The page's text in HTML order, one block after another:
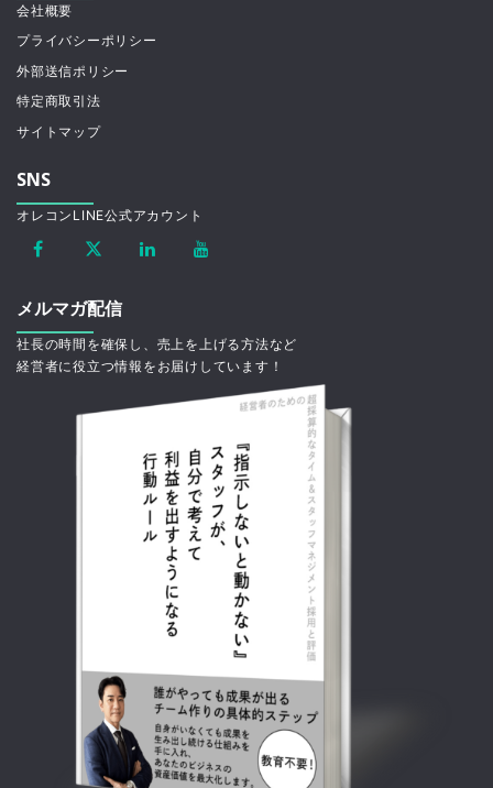
会社概要
プライバシーポリシー
外部送信ポリシー
特定商取引法
サイトマップ
SNS
オレコンLINE公式アカウント
メルマガ配信
社長の時間を確保し、売上を上げる方法など
経営者に役立つ情報をお届けしています！